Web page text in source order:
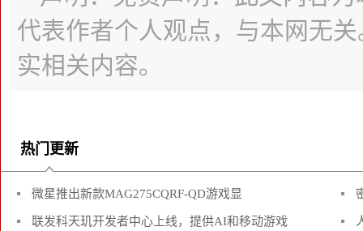
代表作者个人观点，与本网无
实相关内容。
热门更新
微星推出新款MAG275CQRF-QD游戏显
联发科天玑开发者中心上线，提供AI和移动游戏